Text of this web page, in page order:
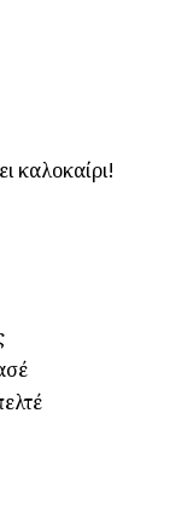
καλοκαίρι!